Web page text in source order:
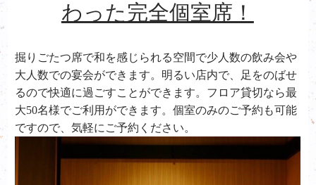
わった完全個室席！
掘りごたつ席で和を感じられる空間で少人数の飲み会や
大人数での宴会ができます。明るい店内で、足をのばせ
るので快適に過ごすことができます。フロア貸切なら最
大50名様でご利用ができます。個室のみのご予約も可能
ですので、気軽にご予約ください。